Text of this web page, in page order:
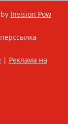
Invision Pow
| Реклама на